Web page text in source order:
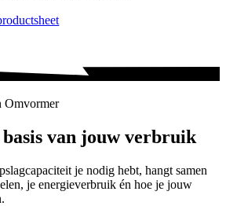
van jouw verbruik
je nodig hebt, hangt samen
je energieverbruik én hoe je jouw